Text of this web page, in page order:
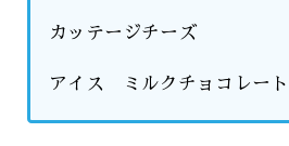
カッテージチーズ
アイス ミルクチョコレート